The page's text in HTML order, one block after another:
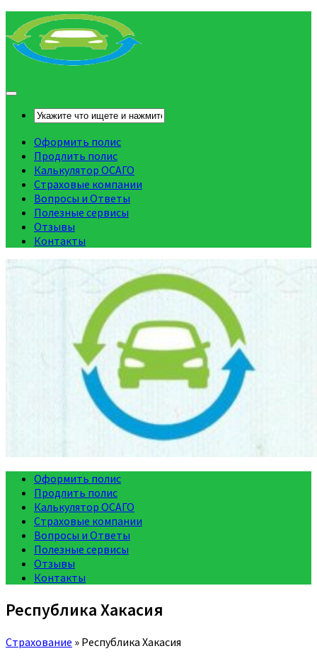
Оформить полис
Продлить полис
Калькулятор ОСАГО
Страховые компании
Вопросы и Ответы
Полезные сервисы
Отзывы
Контакты
Оформить полис
Продлить полис
Калькулятор ОСАГО
Страховые компании
Вопросы и Ответы
Полезные сервисы
Отзывы
Контакты
Республика Хакасия
Страхование » Республика Хакасия